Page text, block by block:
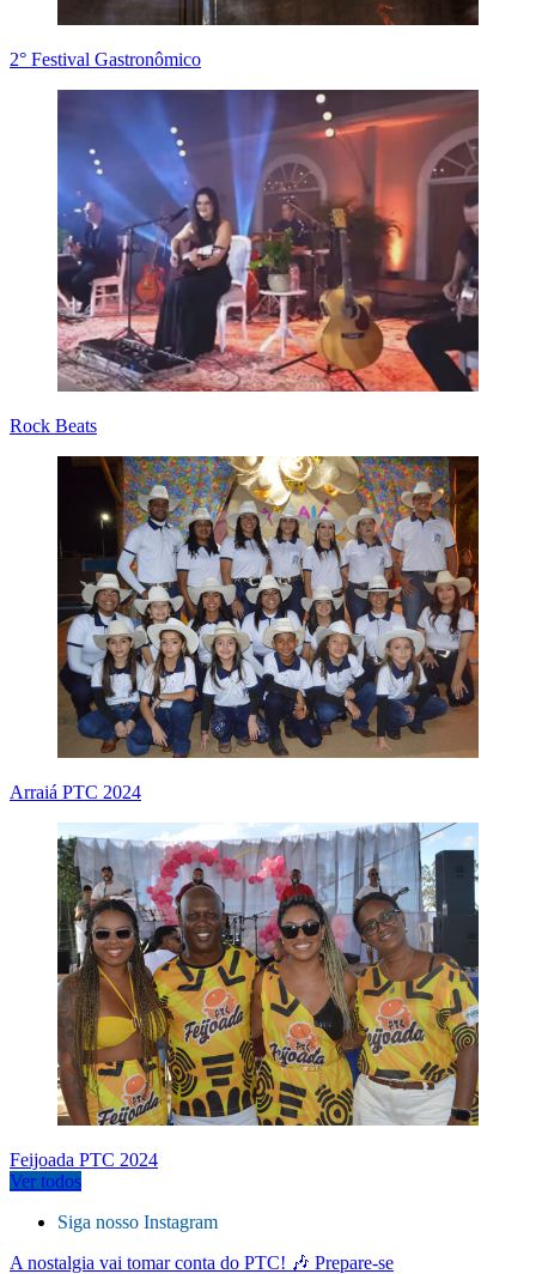
2° Festival Gastronômico
Rock Beats
Arraiá PTC 2024
Feijoada PTC 2024
Ver todos
Siga nosso Instagram
A nostalgia vai tomar conta do PTC! 🎶 Prepare-se